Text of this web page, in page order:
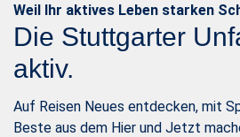
Weil Ihr aktives Leben starken
Die Stuttgarter
aktiv.
Auf Reisen Neues entdecken, mit
Beste aus dem Hier und Jetzt